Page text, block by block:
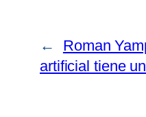
←
Roman
artificial tiene